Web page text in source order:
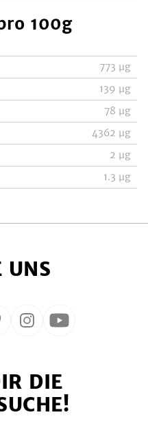
100g
773 µg
139 µg
78 µg
4362 µg
2 µg
1.3 µg
UNS
Folge
Instagram
Folge
YouTube
DIE